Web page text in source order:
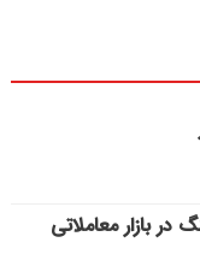
در بازار معاملاتی